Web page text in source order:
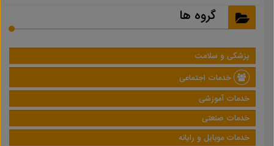
گروه ها
پزشکی و سلامت
خدمات اجتماعی
خدمات آموزشی
خدمات صنعتی
خدمات موبایل و رایانه